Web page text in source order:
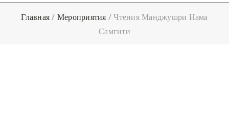
Главная/ Мероприятия /Чтения Манджушри Нама
Самгити